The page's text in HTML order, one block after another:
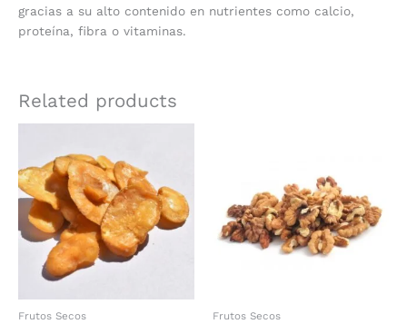
gracias a su alto contenido en nutrientes como calcio,
proteína, fibra o vitaminas.
Related products
Frutos Secos Frutos Secos